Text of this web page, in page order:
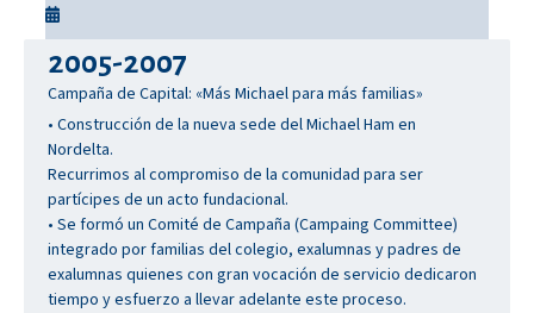
2005-2007
Campaña de Capital: «Más Michael para más familias»
• Construcción de la nueva sede del Michael Ham en
Nordelta.
Recurrimos al compromiso de la comunidad para ser
partícipes de un acto fundacional.
• Se formó un Comité de Campaña (Campaing Committee)
integrado por familias del colegio, exalumnas y padres de
exalumnas quienes con gran vocación de servicio dedicaron
tiempo y esfuerzo a llevar adelante este proceso.